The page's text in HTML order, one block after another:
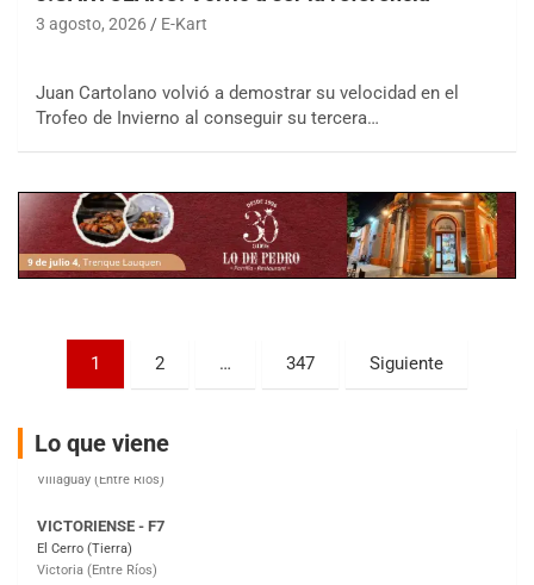
3 agosto, 2026 E-Kart
Juan Cartolano volvió a demostrar su velocidad en el
Trofeo de Invierno al conseguir su tercera…
Paginación
entradas
1 2 … 347 Siguiente
Lo que viene
08/09-AGO
KDO - F6
Ciudad de Trenque Lauquen (Asfalto)
Trenque Lauquen (Buenos Aires)
Villaguay (Entre Ríos)
El Cerro (Tierra)
Victoria (Entre Ríos)
Moto Club Reginense (Tierra)
Gral. E. Godoy (Río Negro)